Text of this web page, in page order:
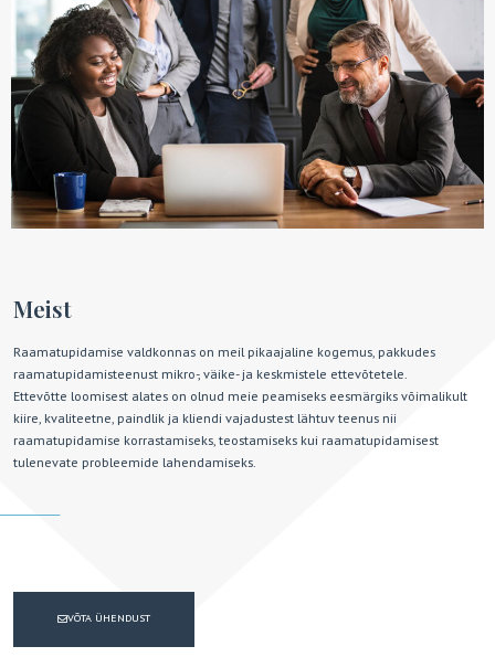
Meist
Raamatupidamise valdkonnas on meil pikaajaline kogemus, pakkudes
raamatupidamisteenust mikro-, väike- ja keskmistele ettevõtetele.
Ettevõtte loomisest alates on olnud meie peamiseks eesmärgiks võimalikult
kiire, kvaliteetne, paindlik ja kliendi vajadustest lähtuv teenus nii
raamatupidamise korrastamiseks, teostamiseks kui raamatupidamisest
tulenevate probleemide lahendamiseks.
VÕTA ÜHENDUST